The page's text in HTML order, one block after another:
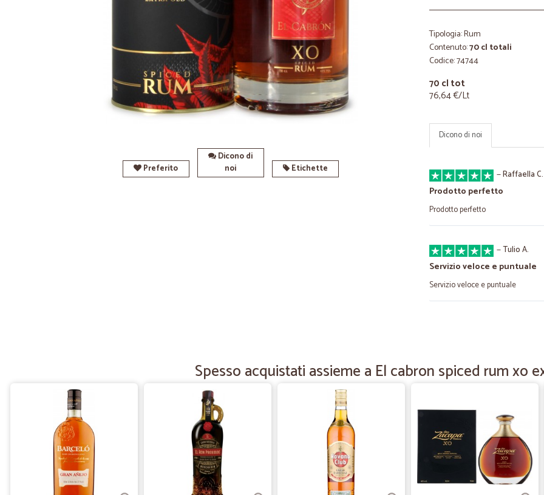
Preferito
Dicono di
noi
Etichette
Tipologia: Rum
Contenuto:70 cl totali
Codice: 74744
70 cl tot
76,64 €/Lt
Dicono di noi
—Raffaella C.
Prodotto perfetto
Prodotto perfetto
—Tulio A.
Servizio veloce e puntuale
Servizio veloce e puntuale
carne eccellente e verdura
carne eccellente e verdura top ho
(arrivata dopo 1 settimana)
—Stefania Z.
Spesso acquistati assieme a El cabron spiced rum xo